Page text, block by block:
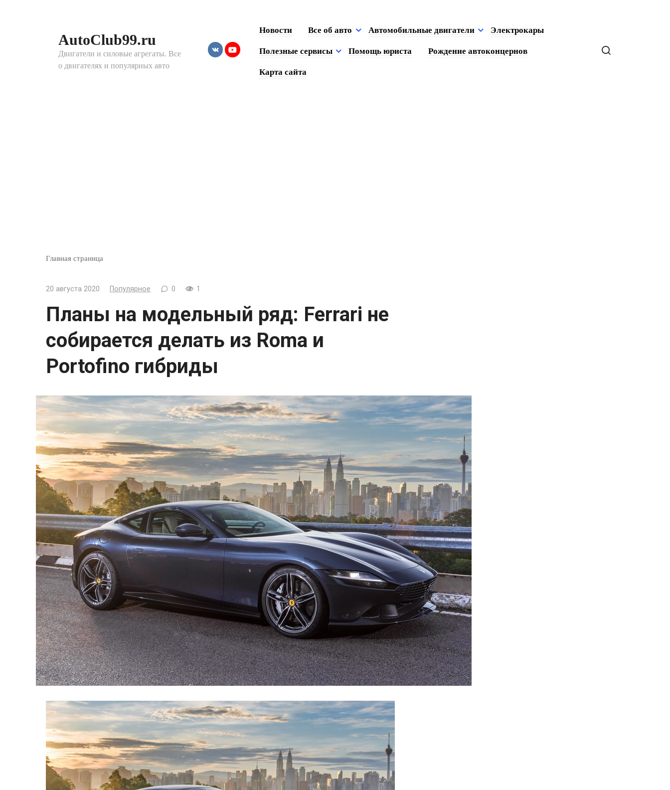
AutoClub99.ru
Двигатели и силовые агрегаты. Все
о двигателях и популярных авто
Новости Все об авто Автомобильные двигатели Электрокары
Полезные сервисы Помощь юриста Рождение автоконцернов
Карта сайта
Главная страница
20 августа 2020 Популярное 0 1
Планы на модельный ряд: Ferrari не
собирается делать из Roma и
Portofino гибриды